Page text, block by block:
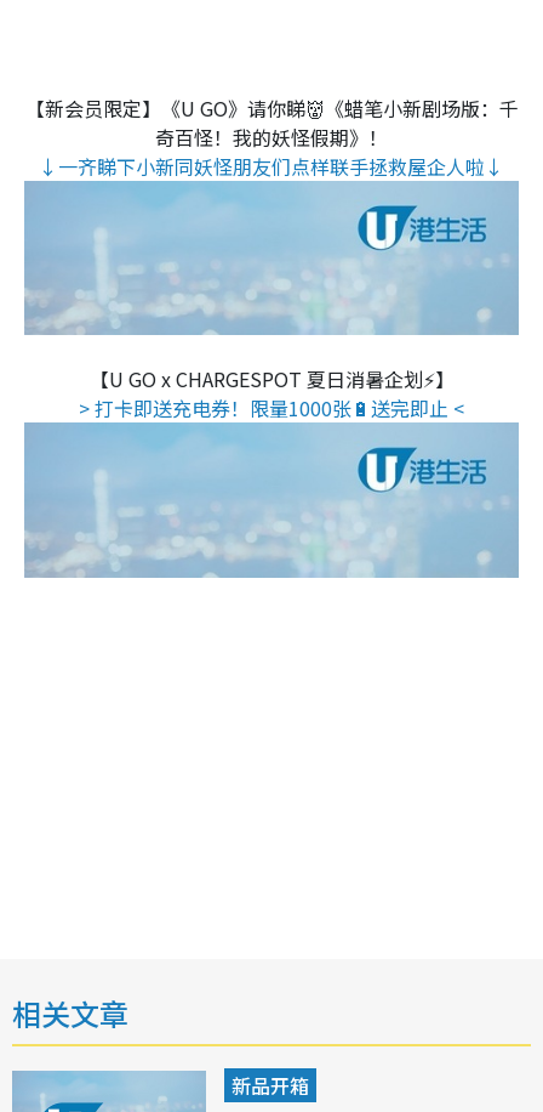
【新会员限定】《U GO》请你睇👹《蜡笔小新剧场版：千
奇百怪！我的妖怪假期》！
↓一齐睇下小新同妖怪朋友们点样联手拯救屋企人啦↓
【U GO x CHARGESPOT 夏日消暑企划⚡】
> 打卡即送充电券！限量1000张🔋送完即止 <
相关文章
新品开箱